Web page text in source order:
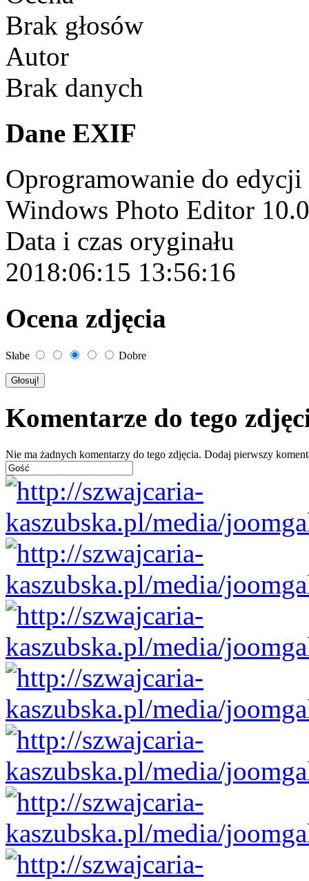
Brak głosów
Autor
Brak danych
Dane EXIF
Oprogramowanie do edycji
Windows Photo Editor
Data i czas oryginału
2018:06:15 13:56:16
Ocena zdjęcia
Słabe Dobre
Komentarze do tego
Nie ma żadnych komentarzy do tego zdjęcia. Dodaj pierwszy